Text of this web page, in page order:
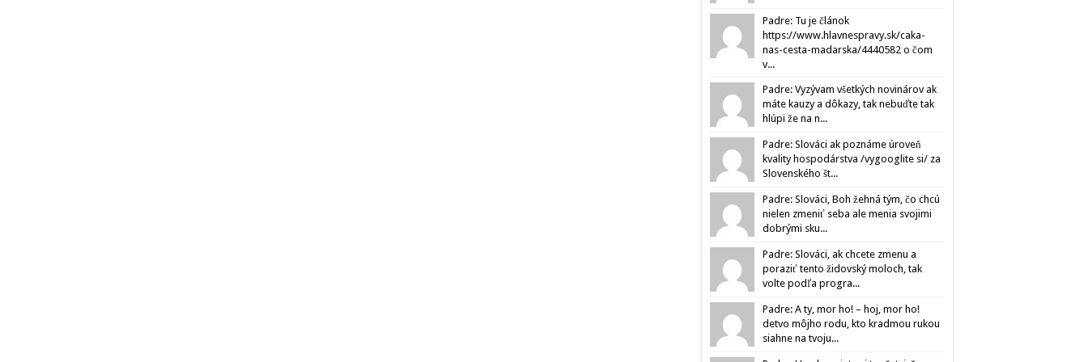
Padre: Tu je článok
https://www.hlavnespravy.sk/caka-
nas-cesta-madarska/4440582 o čom
v...
Padre: Vyzývam všetkých novinárov ak
máte kauzy a dôkazy, tak nebuďte tak
hlúpi že na n...
Padre: Slováci ak poznáme úroveň
kvality hospodárstva /vygooglite si/ za
Slovenského št...
Padre: Slováci, Boh žehná tým, čo chcú
nielen zmeniť seba ale menia svojimi
dobrými sku...
Padre: Slováci, ak chcete zmenu a
poraziť tento židovský moloch, tak
volte podľa progra...
Padre: A ty, mor ho! – hoj, mor ho!
detvo môjho rodu, kto kradmou rukou
siahne na tvoju...